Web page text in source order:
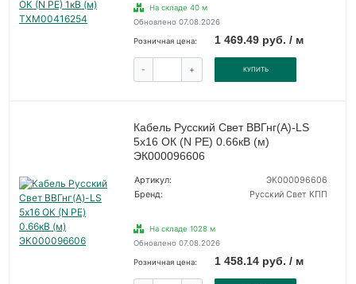
На складе 40 м
Обновлено 07.08.2026
Розничная цена: 1 469.49 руб. / м
- + КУПИТЬ
Кабель Русский Свет ВВГнг(А)-LS
5х16 ОК (N PE) 0.66кВ (м)
ЭК000096606
Артикул:
ЭК000096606
Бренд:
Русский Свет КПП
На складе 1028 м
Обновлено 07.08.2026
Розничная цена: 1 458.14 руб. / м